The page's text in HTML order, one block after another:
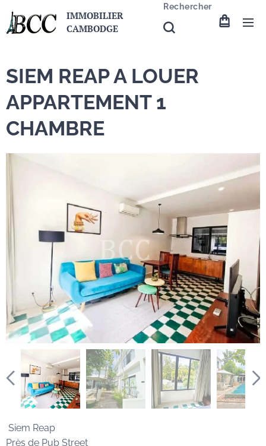
IMMOBILIER
CAMBODGE
Rechercher
SIEM REAP A LOUER
APPARTEMENT 1
CHAMBRE
Siem Reap
Près de Pub Street